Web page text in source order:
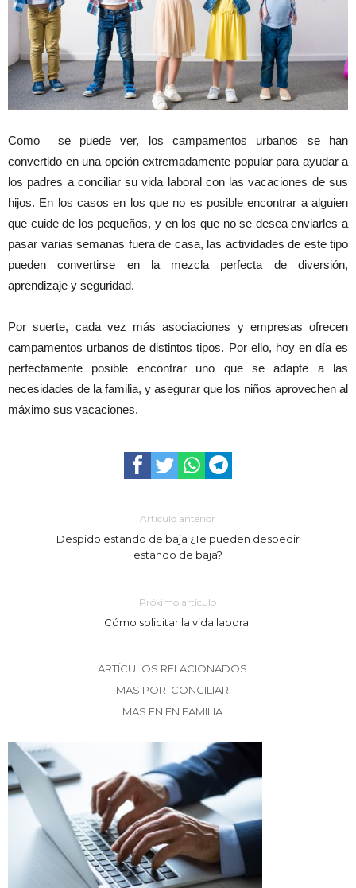
Como se puede ver, los campamentos urbanos se han
convertido en una opción extremadamente popular para ayudar a
los padres a conciliar su vida laboral con las vacaciones de sus
hijos. En los casos en los que no es posible encontrar a alguien
que cuide de los pequeños, y en los que no se desea enviarles a
pasar varias semanas fuera de casa, las actividades de este tipo
pueden convertirse en la mezcla perfecta de diversión,
aprendizaje y seguridad.
Por suerte, cada vez más asociaciones y empresas ofrecen
campamentos urbanos de distintos tipos. Por ello, hoy en día es
perfectamente posible encontrar uno que se adapte a las
necesidades de la familia, y asegurar que los niños aprovechen al
máximo sus vacaciones.
Artículo anterior
Despido estando de baja ¿Te pueden despedir
estando de baja?
Próximo artículo
Cómo solicitar la vida laboral
ARTÍCULOS RELACIONADOS
MAS POR CONCILIAR
MAS EN EN FAMILIA